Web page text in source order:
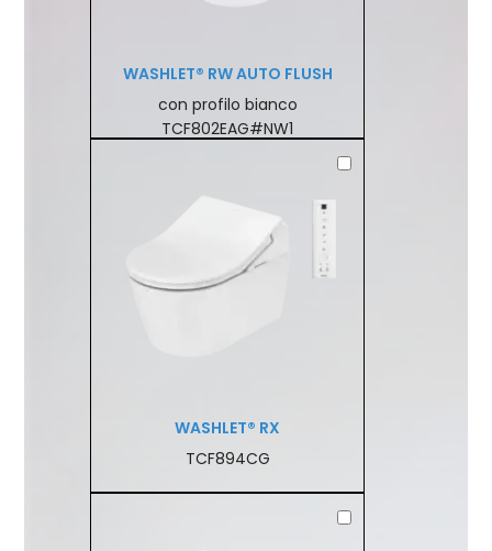
WASHLET® RW AUTO FLUSH
con profilo bianco
TCF802EAG#NW1
WASHLET® RX
TCF894CG